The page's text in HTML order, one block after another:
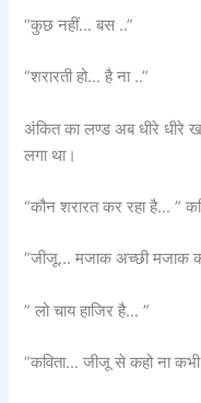
“कुछ नहीं… बस ..”
“शरारती हो… है ना ..”
अंकित का लण्ड अब धीरे धीरे
लगा था।
“कौन शरारत कर रहा है… ”
“जीजू… मजाक अच्छी मजाक
” लो चाय हाजिर है… ”
“कविता… जीजू से कहो ना कभी